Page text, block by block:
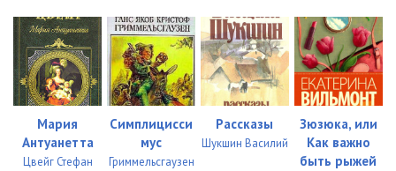
Proklyatie_027 04:03
Proklyatie_028 04:11
Proklyatie_029
Proklyatie_030 04:02
Мария
Антуанетта
Цвейг Стефан
Симплицисси
мус
Гриммельсгаузен
Рассказы
Шукшин Василий
Зюзюка, или
Как важно
быть рыжей